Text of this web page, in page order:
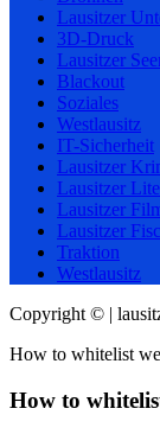
Lausitzer
3D-Druck
Lausitzer
Blackout
Soziales
Westlausitz
IT-Sicherheit
Lausitzer
Lausitzer
Lausitzer
Lausitzer
Traktion
Westlausitz
Copyright © |
How to whitelist
How to